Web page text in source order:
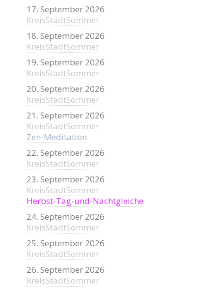
17. September 2026
KreisStadtSommer
18. September 2026
KreisStadtSommer
19. September 2026
KreisStadtSommer
20. September 2026
KreisStadtSommer
21. September 2026
KreisStadtSommer
Zen-Meditation
22. September 2026
KreisStadtSommer
23. September 2026
KreisStadtSommer
Herbst-Tag-und-Nachtgleiche
24. September 2026
KreisStadtSommer
25. September 2026
KreisStadtSommer
26. September 2026
KreisStadtSommer